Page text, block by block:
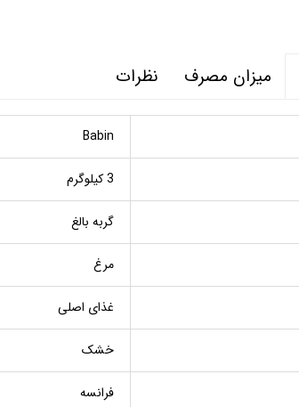
میزان مصرف نظرات
Babin
3 کیلوگرم
گربه بالغ
مرغ
غذای اصلی
خشک
فرانسه